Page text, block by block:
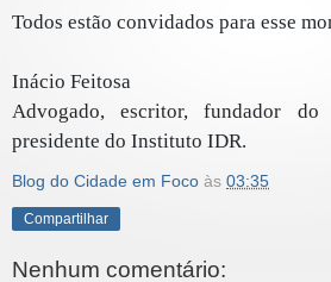
Todos estão convidados para esse
Inácio Feitosa
Advogado, escritor, fundador
presidente do Instituto IDR.
Blog do Cidade em Foco às 03:35
Compartilhar
Nenhum comentário: